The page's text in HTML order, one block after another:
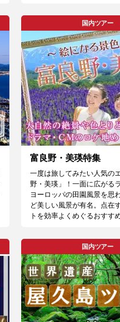
国内ツアー
富良野・美瑛特集
一度は旅してみたい人気の
野・美瑛」！一面に広がる
ヨーロッパの田園風景を思
ど美しい風景が有名。点在
トを効率よくめぐるおすす
国内ツアー